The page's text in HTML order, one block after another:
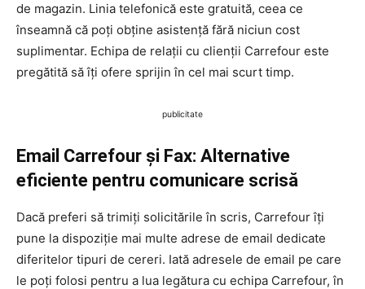
de magazin. Linia telefonică este gratuită, ceea ce
înseamnă că poți obține asistență fără niciun cost
suplimentar. Echipa de relații cu clienții Carrefour este
pregătită să îți ofere sprijin în cel mai scurt timp.
publicitate
Email Carrefour și Fax: Alternative
eficiente pentru comunicare scrisă
Dacă preferi să trimiți solicitările în scris, Carrefour îți
pune la dispoziție mai multe adrese de email dedicate
diferitelor tipuri de cereri. Iată adresele de email pe care
le poți folosi pentru a lua legătura cu echipa Carrefour, în